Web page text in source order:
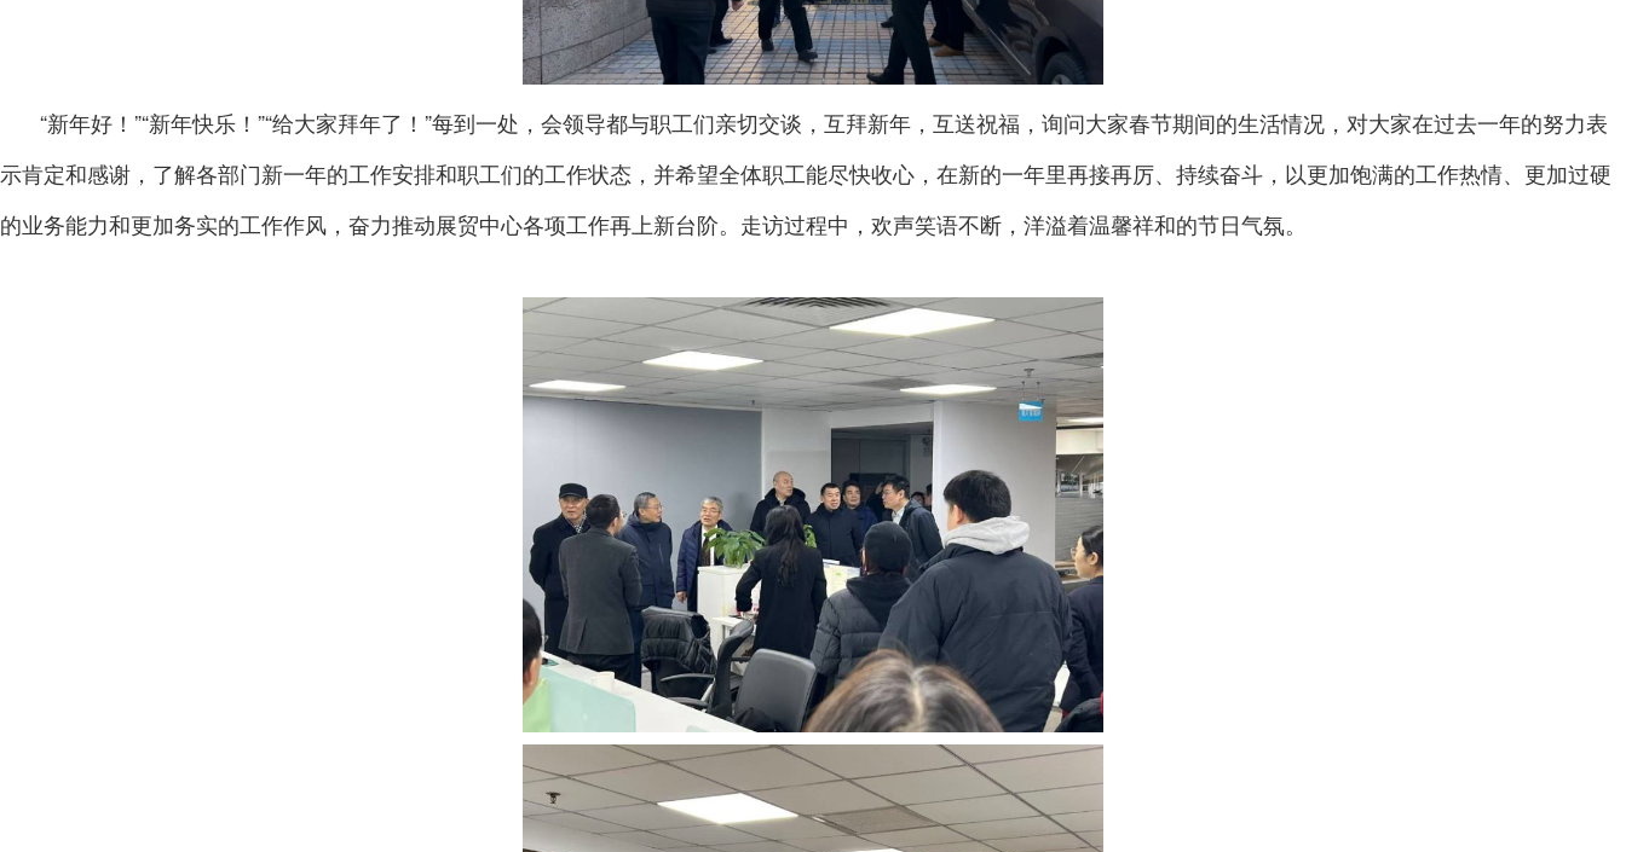
“新年好！”“新年快乐！”“给大家拜年了！”每到一处，会领导都与职工们亲切交谈，互拜新年，互送祝福，询问大家春节期间的生活情况，对大家在过去一年的努力表
示肯定和感谢，了解各部门新一年的工作安排和职工们的工作状态，并希望全体职工能尽快收心，在新的一年里再接再厉、持续奋斗，以更加饱满的工作热情、更加过硬
的业务能力和更加务实的工作作风，奋力推动展贸中心各项工作再上新台阶。走访过程中，欢声笑语不断，洋溢着温馨祥和的节日气氛。